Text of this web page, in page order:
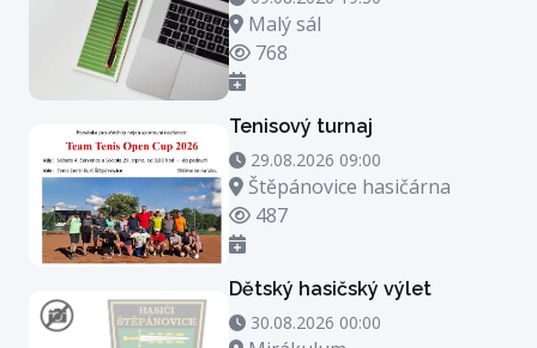
Místo konání
Malý sál
Počet zhlédnutí
768
Tenisový turnaj
29.08.2026 09:00 - 29.08.2026 23:00
29.08.2026 09:00
Místo konání
Štěpánovice hasičárna
Počet zhlédnutí
487
Dětský hasičský výlet
30.08.2026 00:00 - 30.08.2026 21:00
30.08.2026 00:00